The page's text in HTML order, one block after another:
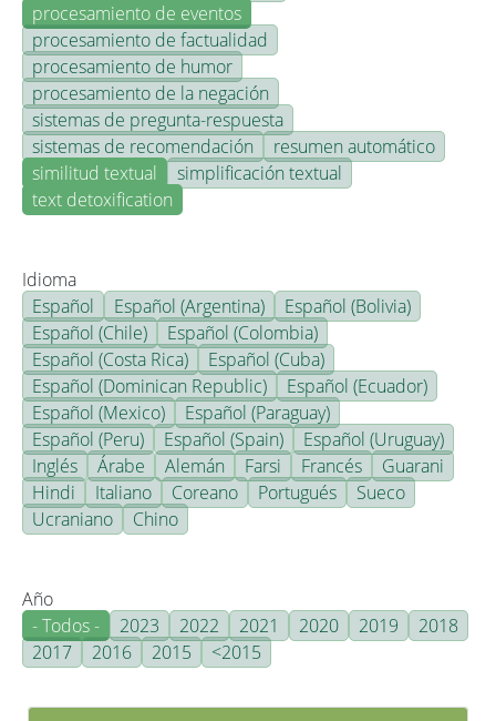
procesamiento de eventos
procesamiento de factualidad
procesamiento de humor
procesamiento de la negación
sistemas de pregunta-respuesta
sistemas de recomendación
resumen automático
similitud textual
simplificación textual
text detoxification
Idioma
Español
Español (Argentina)
Español (Bolivia)
Español (Chile)
Español (Colombia)
Español (Costa Rica)
Español (Cuba)
Español (Dominican Republic)
Español (Ecuador)
Español (Mexico)
Español (Paraguay)
Español (Peru)
Español (Spain)
Español (Uruguay)
Inglés
Árabe Alemán Farsi Francés
Guarani
Hindi
Italiano Coreano Portugués
Sueco
Ucraniano
Chino
Año
- Todos -
2023 2022 2021 2020 2019
2018
2017
2016 2015 <2015